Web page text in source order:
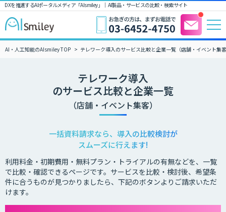
DXを推進するAIポータルメディア「AIsmiley」｜ AI製品・サービスの比較・検索サイト
AI・人工知能のAIsmiley TOP テレワーク導入のサービス比較と企業一覧（店舗・イベント集
テレワーク導入
のサービス比較と企業一覧
（店舗・イベント集客）
一括資料請求なら、導入の比較検討が
スムーズに行えます!
利用料金・初期費用・無料プラン・トライアルの有無などを、一覧
で比較・確認できるページです。サービスを比較・検討後、希望条
件に合うものが見つかりましたら、下記のボタンよりご請求いただ
けます。